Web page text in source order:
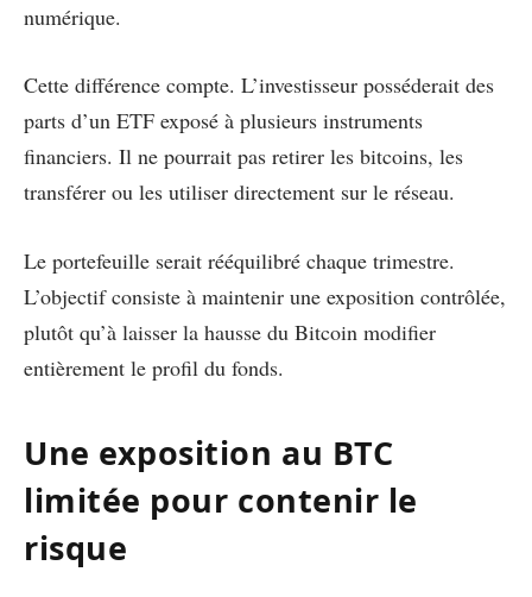
numérique.
Cette différence compte. L’investisseur posséderait des
parts d’un ETF exposé à plusieurs instruments
financiers. Il ne pourrait pas retirer les bitcoins, les
transférer ou les utiliser directement sur le réseau.
Le portefeuille serait rééquilibré chaque trimestre.
L’objectif consiste à maintenir une exposition contrôlée,
plutôt qu’à laisser la hausse du Bitcoin modifier
entièrement le profil du fonds.
Une exposition au BTC
limitée pour contenir le
risque